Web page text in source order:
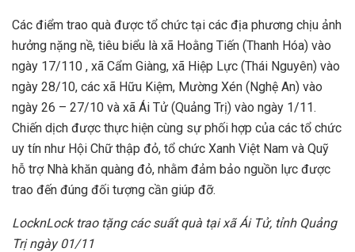
Các điểm trao quà được tổ chức tại các địa phương chịu ảnh
hưởng nặng nề, tiêu biểu là xã Hoằng Tiến (Thanh Hóa) vào
ngày 17/110 , xã Cẩm Giàng, xã Hiệp Lực (Thái Nguyên) vào
ngày 28/10, các xã Hữu Kiệm, Mường Xén (Nghệ An) vào
ngày 26 – 27/10 và xã Ái Tử (Quảng Trị) vào ngày 1/11.
Chiến dịch được thực hiện cùng sự phối hợp của các tổ chức
uy tín như Hội Chữ thập đỏ, tổ chức Xanh Việt Nam và Quỹ
hỗ trợ Nhà khăn quàng đỏ, nhằm đảm bảo nguồn lực được
trao đến đúng đối tượng cần giúp đỡ.
LocknLock trao tặng các suất quà tại xã Ái Tử, tỉnh Quảng
Trị ngày 01/11